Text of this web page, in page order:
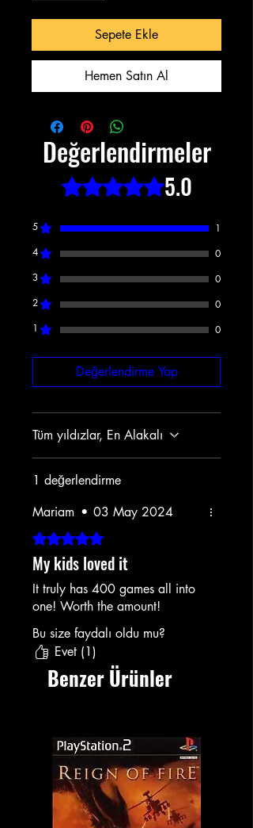
Sepete Ekle
Hemen Satın Al
Değerlendirmeler
5 üzerinden 5 yıldız5.0
5
1
4
0
3
0
2
0
1
0
Değerlendirme Yap
Tüm yıldızlar, En Alakalı
1 değerlendirme
Mariam • 03 May 2024
5 üzerinden 5 yıldız
My kids loved it
It truly has 400 games all into
one! Worth the amount!
Bu size faydalı oldu mu?
Evet (1)
Benzer Ürünler